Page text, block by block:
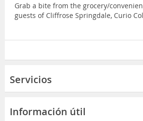
Grab a bite from the grocery/
guests of Cliffrose Springdale, Curio
Servicios
Información útil